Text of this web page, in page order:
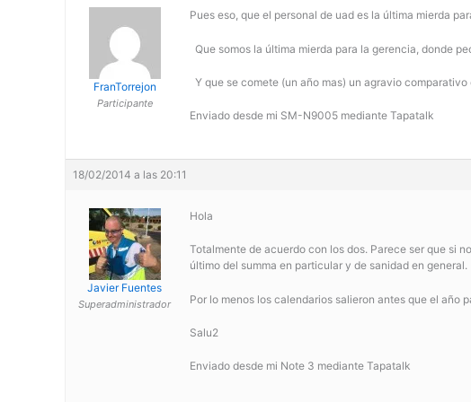
FranTorrejon
Participante
Pues eso, que el personal de uad es la última mierda
Que somos la última mierda para la gerencia, donde
Y que se comete (un año mas) un agravio
Enviado desde mi SM-N9005 mediante Tapatalk
18/02/2014 a las 20:11
Javier Fuentes
Superadministrador
Hola
Totalmente de acuerdo con los dos. Parece ser que si
último del summa en particular y de sanidad en general.
Por lo menos los calendarios salieron antes que el año
Salu2
Enviado desde mi Note 3 mediante Tapatalk